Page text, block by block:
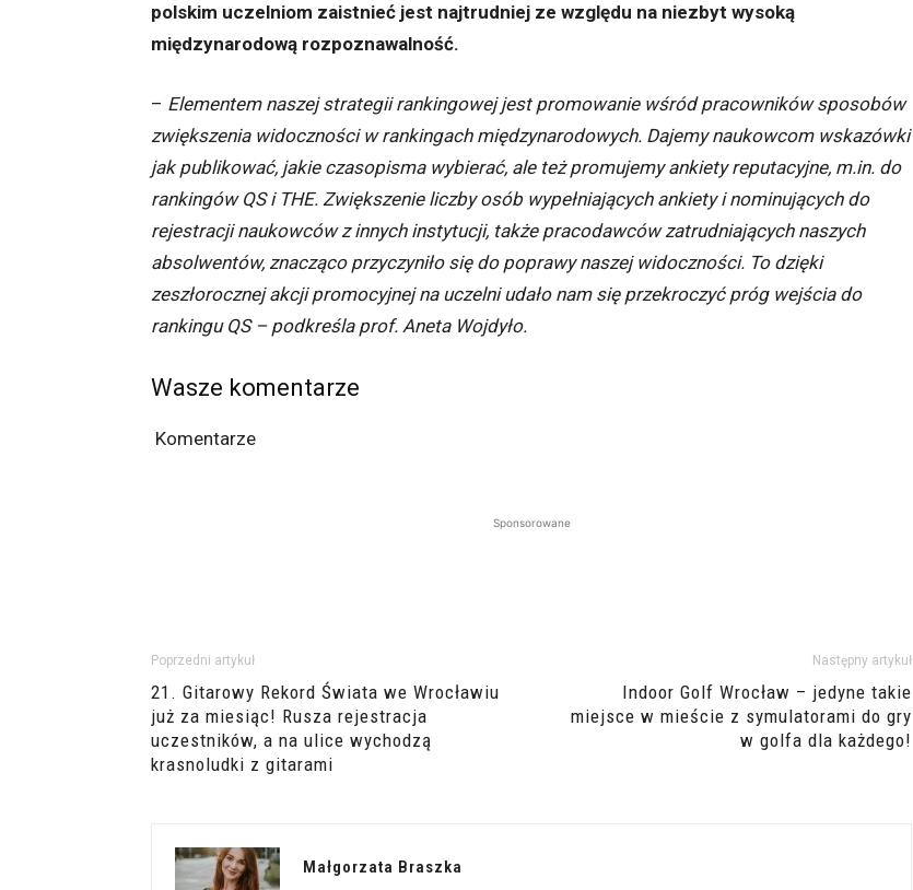
polskim uczelniom zaistnieć jest najtrudniej ze względu na niezbyt wysoką
międzynarodową rozpoznawalność.
– Elementem naszej strategii rankingowej jest promowanie wśród pracowników sposobów
zwiększenia widoczności w rankingach międzynarodowych. Dajemy naukowcom wskazówki
jak publikować, jakie czasopisma wybierać, ale też promujemy ankiety reputacyjne, m.in. do
rankingów QS i THE. Zwiększenie liczby osób wypełniających ankiety i nominujących do
rejestracji naukowców z innych instytucji, także pracodawców zatrudniających naszych
absolwentów, znacząco przyczyniło się do poprawy naszej widoczności. To dzięki
zeszłorocznej akcji promocyjnej na uczelni udało nam się przekroczyć próg wejścia do
rankingu QS – podkreśla prof. Aneta Wojdyło.
Wasze komentarze
Komentarze
Sponsorowane
Poprzedni artykuł
21. Gitarowy Rekord Świata we Wrocławiu
już za miesiąc! Rusza rejestracja
uczestników, a na ulice wychodzą
krasnoludki z gitarami
Następny artykuł
Indoor Golf Wrocław – jedyne takie
miejsce w mieście z symulatorami do gry
w golfa dla każdego!
Małgorzata Braszka